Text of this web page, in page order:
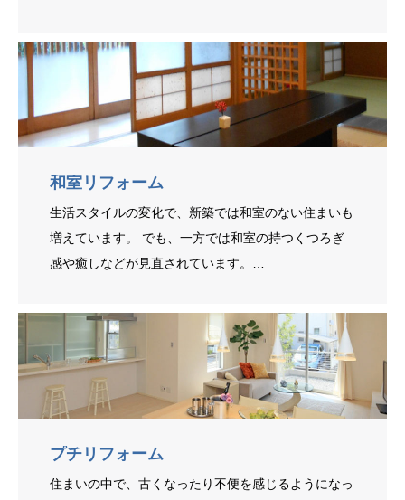
和室リフォーム
生活スタイルの変化で、新築では和室のない住まいも
増えています。 でも、一方では和室の持つくつろぎ
感や癒しなどが見直されています。…
プチリフォーム
住まいの中で、古くなったり不便を感じるようになっ